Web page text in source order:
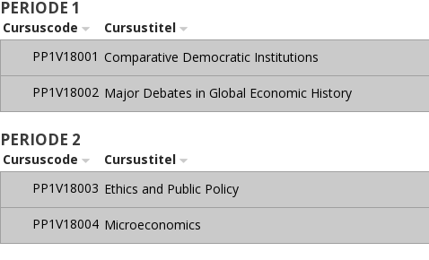
PERIODE 1
Cursuscode Cursustitel
PP1V18001 Comparative Democratic Institutions
PP1V18002 Major Debates in Global Economic History
PERIODE 2
Cursuscode Cursustitel
PP1V18003 Ethics and Public Policy
PP1V18004 Microeconomics